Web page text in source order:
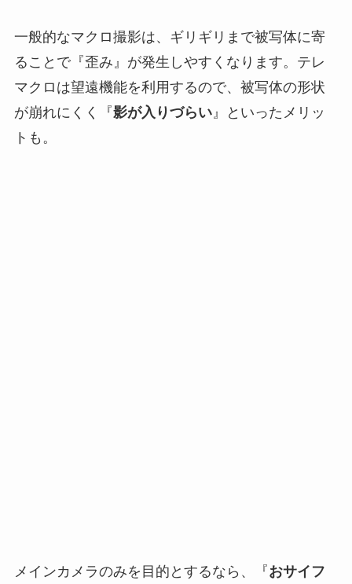
一般的なマクロ撮影は、ギリギリまで被写体に寄
ることで『歪み』が発生しやすくなります。テレ
マクロは望遠機能を利用するので、被写体の形状
が崩れにくく『影が入りづらい』といったメリッ
トも。
メインカメラのみを目的とするなら、『おサイフ